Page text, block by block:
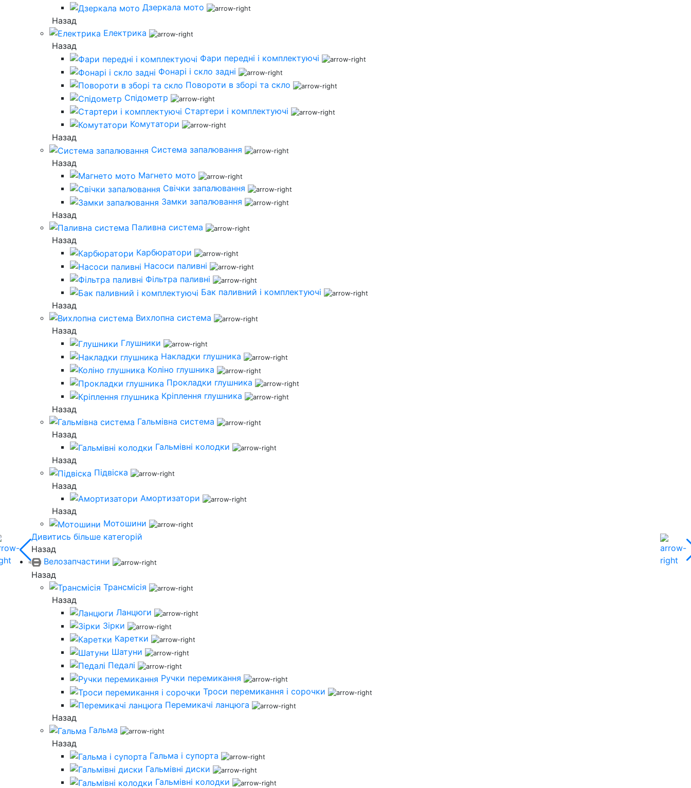
Дзеркала мото
Назад
Електрика
Назад
Фари передні і комплектуючі
Фонарі і скло задні
Повороти в зборі та скло
Спідометр
Стартери і комплектуючі
Комутатори
Назад
Система запалювання
Назад
Магнето мото
Свічки запалювання
Замки запалювання
Назад
Паливна система
Назад
Карбюратори
Насоси паливні
Фільтра паливні
Бак паливний і комплектуючі
Назад
Вихлопна система
Назад
Глушники
Накладки глушника
Коліно глушника
Прокладки глушника
Кріплення глушника
Назад
Гальмівна система
Назад
Гальмівні колодки
Назад
Підвіска
Назад
Амортизатори
Назад
Мотошини
Дивитись більше категорій
Назад
Велозапчастини
Назад
Трансмісія
Назад
Ланцюги
Зірки
Каретки
Шатуни
Педалі
Ручки перемикання
Троси перемикання і сорочки
Перемикачі ланцюга
Назад
Гальма
Назад
Гальма і супорта
Гальмівні диски
Гальмівні колодки